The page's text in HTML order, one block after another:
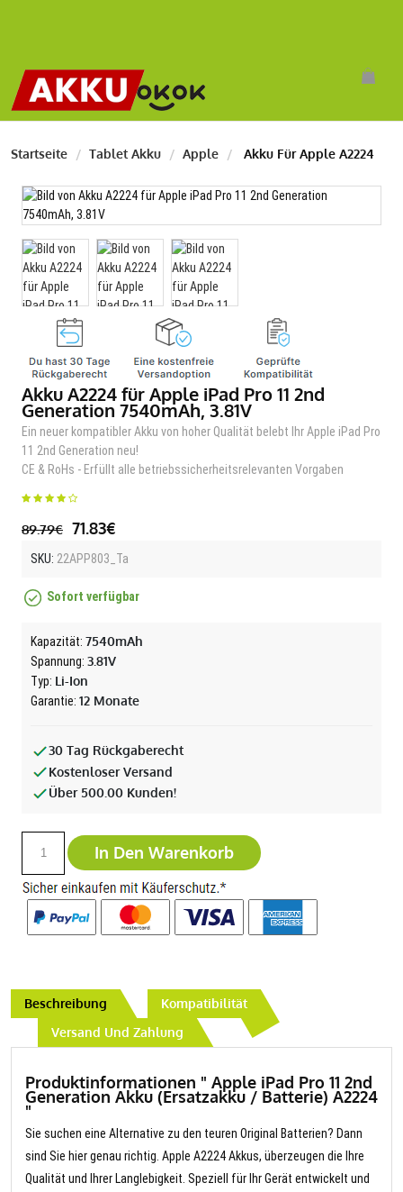
Startseite Tablet Akku Apple Akku Für Apple A2224
Akku A2224 für Apple iPad Pro 11 2nd
Generation 7540mAh, 3.81V
Ein neuer kompatibler Akku von hoher Qualität belebt Ihr Apple iPad Pro
11 2nd Generation neu!
CE & RoHs - Erfüllt alle betriebssicherheitsrelevanten Vorgaben
89.79€ 71.83€
SKU: 22APP803_Ta
Sofort verfügbar
Kapazität: 7540mAh
Spannung: 3.81V
Typ: Li-Ion
Garantie: 12 Monate
30 Tag Rückgaberecht
Kostenloser Versand
Über 500.00 Kunden!
In Den Warenkorb
Beschreibung
Kompatibilität
Versand Und Zahlung
Produktinformationen " Apple iPad Pro 11 2nd
Generation Akku (Ersatzakku / Batterie) A2224
"
Sie suchen eine Alternative zu den teuren Original Batterien? Dann
sind Sie hier genau richtig. Apple A2224 Akkus, überzeugen die Ihre
Qualität und Ihrer Langlebigkeit. Speziell für Ihr Gerät entwickelt und